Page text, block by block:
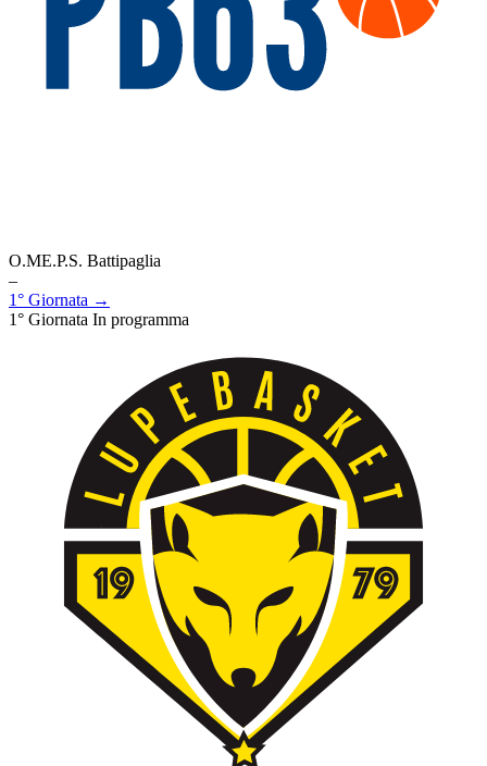
O.ME.P.S. Battipaglia
–
1° Giornata →
1° Giornata In programma